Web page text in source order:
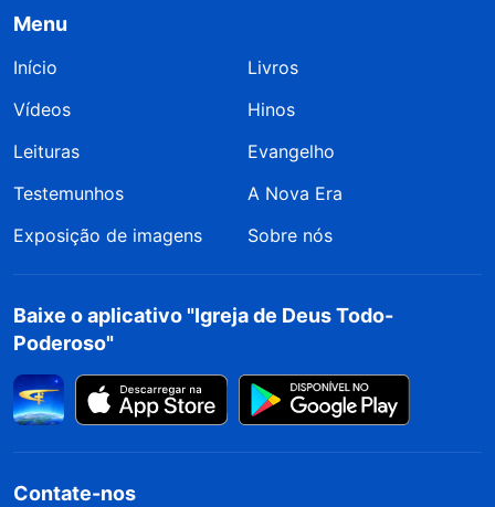
Menu
Início
Livros
Vídeos
Hinos
Leituras
Evangelho
Testemunhos
A Nova Era
Exposição de imagens
Sobre nós
Baixe o aplicativo "Igreja de Deus Todo-
Poderoso"
Contate-nos